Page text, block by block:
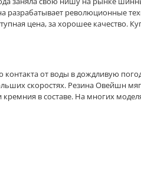
разрабатывает революционные
цена, за хорошее
от воды в дождливую
скоростях. Резина Овейшн
в составе. На многих